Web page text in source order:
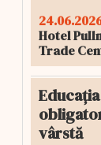
Hotel
Trade
vârstă